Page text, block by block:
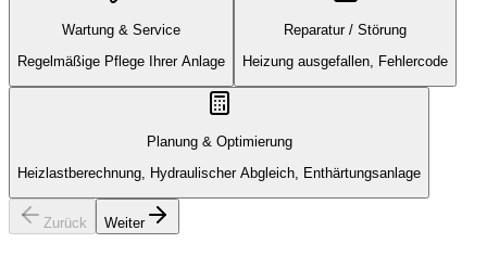
Wartung & Service
Regelmäßige Pflege Ihrer Anlage
Reparatur / Störung
Heizung ausgefallen, Fehlercode
Planung & Optimierung
Heizlastberechnung, Hydraulischer Abgleich, Enthärtungsanlage
Zurück Weiter